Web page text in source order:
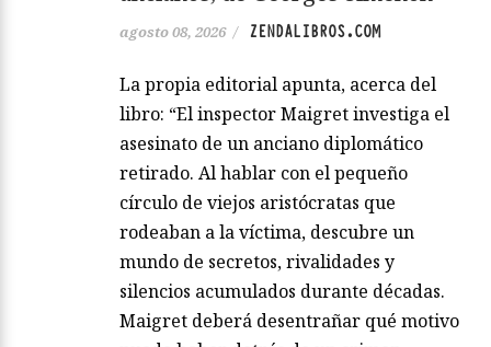
agosto 08, 2026 / ZENDALIBROS.COM
La propia editorial apunta, acerca del
libro: “El inspector Maigret investiga el
asesinato de un anciano diplomático
retirado. Al hablar con el pequeño
círculo de viejos aristócratas que
rodeaban a la víctima, descubre un
mundo de secretos, rivalidades y
silencios acumulados durante décadas.
Maigret deberá desentrañar qué motivo